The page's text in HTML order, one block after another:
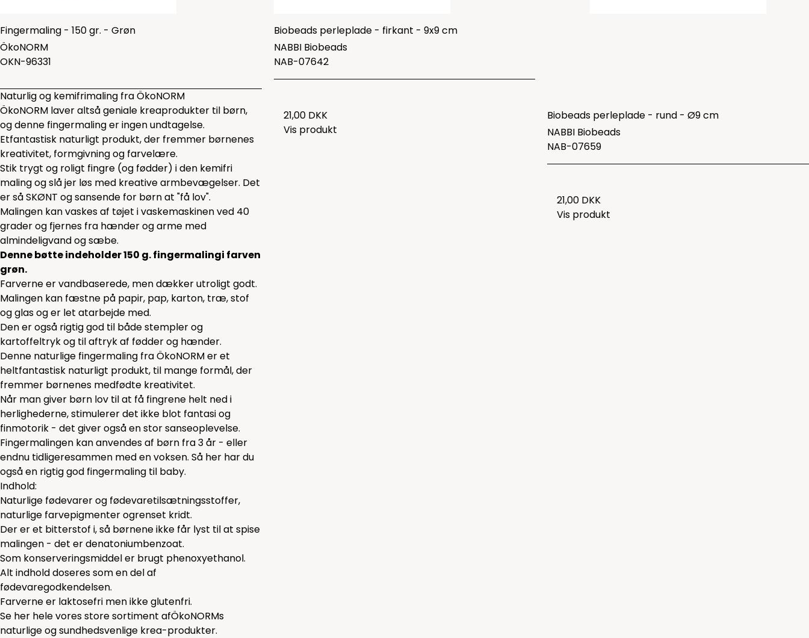
Fingermaling - 150 gr. - Grøn
ÖkoNORM
OKN-96331
Naturlig og kemifrimaling fra ÖkoNORM
ÖkoNORM laver altså geniale kreaprodukter til børn,
og denne fingermaling er ingen undtagelse.
Etfantastisk naturligt produkt, der fremmer børnenes
kreativitet, formgivning og farvelære.
Stik trygt og roligt fingre (og fødder) i den kemifri
maling og slå jer løs med kreative armbevægelser. Det
er så SKØNT og sansende for børn at "få lov".
Malingen kan vaskes af tøjet i vaskemaskinen ved 40
grader og fjernes fra hænder og arme med
almindeligvand og sæbe.
Denne bøtte indeholder 150 g. fingermalingi farven
grøn.
Farverne er vandbaserede, men dækker utroligt godt.
Malingen kan fæstne på papir, pap, karton, træ, stof
og glas og er let atarbejde med.
Den er også rigtig god til både stempler og
kartoffeltryk og til aftryk af fødder og hænder.
Denne naturlige fingermaling fra ÖkoNORM er et
heltfantastisk naturligt produkt, til mange formål, der
fremmer børnenes medfødte kreativitet.
Når man giver børn lov til at få fingrene helt ned i
herlighederne, stimulerer det ikke blot fantasi og
finmotorik - det giver også en stor sanseoplevelse.
Fingermalingen kan anvendes af børn fra 3 år - eller
endnu tidligeresammen med en voksen. Så her har du
også en rigtig god fingermaling til baby.
Indhold:
Naturlige fødevarer og fødevaretilsætningsstoffer,
naturlige farvepigmenter ogrenset kridt.
Der er et bitterstof i, så børnene ikke får lyst til at spise
malingen - det er denatoniumbenzoat.
Som konserveringsmiddel er brugt phenoxyethanol.
Alt indhold doseres som en del af
fødevaregodkendelsen.
Farverne er laktosefri men ikke glutenfri.
Se her hele vores store sortiment afÖkoNORMs
naturlige og sundhedsvenlige krea-produkter.
Biobeads perleplade - firkant - 9x9 cm
NABBI Biobeads
NAB-07642
21,00 DKK
Vis produkt
Biobeads perleplade - rund - Ø9 cm
NABBI Biobeads
NAB-07659
21,00 DKK
Vis produkt